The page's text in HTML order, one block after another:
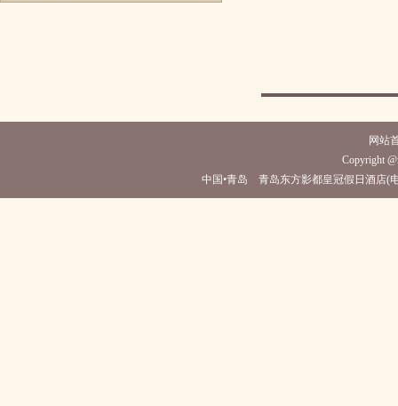
网站
Copyright
中国•青岛 青岛东方影都皇冠假日酒店(电